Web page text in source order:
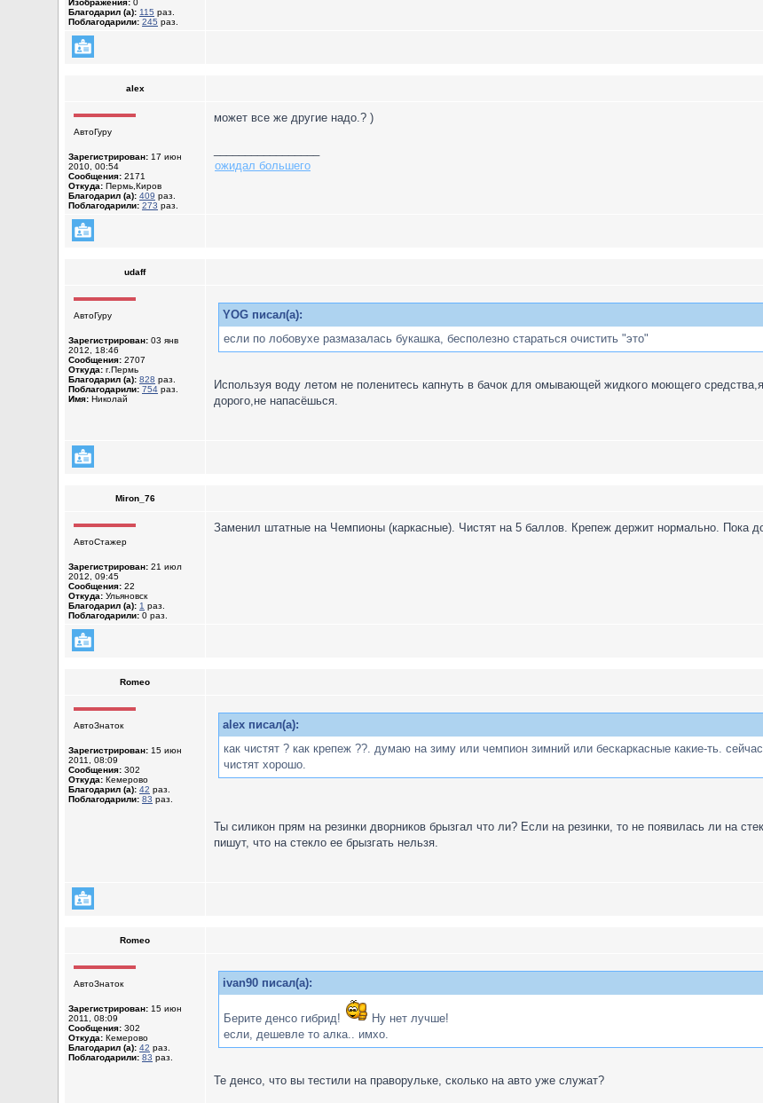
Изображения: 0
Благодарил (а): 115 раз.
Поблагодарили: 245 раз.
alex
АвтоГуру
Зарегистрирован: 17 июн
2010, 00:54
Сообщения: 2171
Откуда: Пермь,Киров
Благодарил (а): 409 раз.
Поблагодарили: 273 раз.
может все же другие надо.? )
ожидал большего
udaff
АвтоГуру
Зарегистрирован: 03 янв
2012, 18:46
Сообщения: 2707
Откуда: г.Пермь
Благодарил (а): 828 раз.
Поблагодарили: 754 раз.
Имя: Николай
YOG писал(а):
если по лобовухе размазалась букашка, бесполезно стараться очистить "это"
Используя воду летом не поленитесь капнуть в бачок для омывающей жидкого моющего
дорого,не напасёшься.
Miron_76
АвтоСтажер
Зарегистрирован: 21 июл
2012, 09:45
Сообщения: 22
Откуда: Ульяновск
Благодарил (а): 1 раз.
Поблагодарили: 0 раз.
Заменил штатные на Чемпионы (каркасные). Чистят на 5 баллов. Крепеж держит нормально. Пока
Romeo
АвтоЗнаток
Зарегистрирован: 15 июн
2011, 08:09
Сообщения: 302
Откуда: Кемерово
Благодарил (а): 42 раз.
Поблагодарили: 83 раз.
alex писал(а):
как чистят ? как крепеж ??. думаю на зиму или чемпион зимний или бескаркасные какие-ть.
чистят хорошо.
Ты силикон прям на резинки дворников брызгал что ли? Если на резинки, то не появилась ли на
пишут, что на стекло ее брызгать нельзя.
Romeo
АвтоЗнаток
Зарегистрирован: 15 июн
2011, 08:09
Сообщения: 302
Откуда: Кемерово
Благодарил (а): 42 раз.
Поблагодарили: 83 раз.
ivan90 писал(а):
Берите денсо гибрид!
Ну нет лучше!
если, дешевле то алка.. имхо.
Те денсо, что вы тестили на праворульке, сколько на авто уже служат?